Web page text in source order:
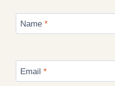
Name *
Email *